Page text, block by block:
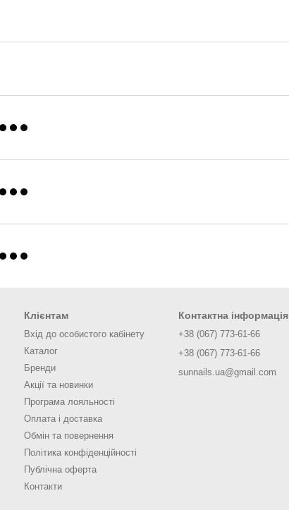
Клієнтам
Вхід до особистого кабінету
Каталог
Бренди
Акції та новинки
Програма лояльності
Оплата і доставка
Обмін та повернення
Політика конфіденційності
Публічна оферта
Контакти
Контактна інформація
+38 (067) 773-61-66
+38 (067) 773-61-66
sunnails.ua@gmail.com